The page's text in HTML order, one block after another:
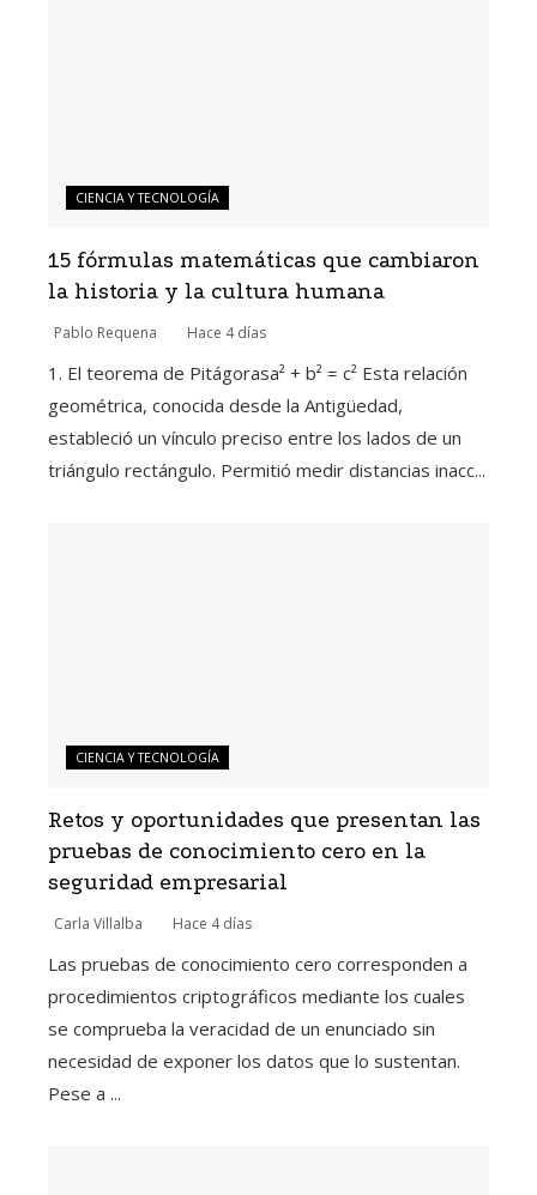
CIENCIA Y TECNOLOGÍA
15 fórmulas matemáticas que cambiaron
la historia y la cultura humana
Pablo Requena Hace 4 días
1. El teorema de Pitágorasa² + b² = c² Esta relación
geométrica, conocida desde la Antigüedad,
estableció un vínculo preciso entre los lados de un
triángulo rectángulo. Permitió medir distancias inacc...
CIENCIA Y TECNOLOGÍA
Retos y oportunidades que presentan las
pruebas de conocimiento cero en la
seguridad empresarial
Carla Villalba Hace 4 días
Las pruebas de conocimiento cero corresponden a
procedimientos criptográficos mediante los cuales
se comprueba la veracidad de un enunciado sin
necesidad de exponer los datos que lo sustentan.
Pese a ...